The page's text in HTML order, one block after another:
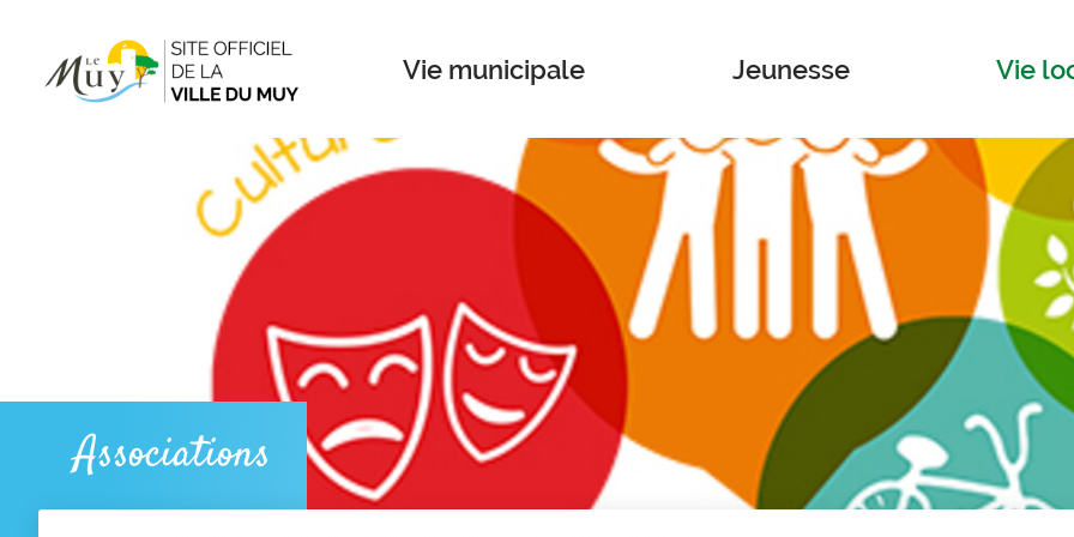
Vie municipale Jeunesse Vie
Associations